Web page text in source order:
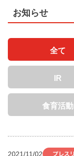
お知らせ
全て
IR
食育活動
2021/11/02